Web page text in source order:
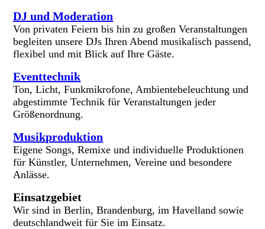
DJ und Moderation
Von privaten Feiern bis hin zu großen Veranstaltungen
begleiten unsere DJs Ihren Abend musikalisch passend,
flexibel und mit Blick auf Ihre Gäste.
Eventtechnik
Ton, Licht, Funkmikrofone, Ambientebeleuchtung und
abgestimmte Technik für Veranstaltungen jeder
Größenordnung.
Musikproduktion
Eigene Songs, Remixe und individuelle Produktionen
für Künstler, Unternehmen, Vereine und besondere
Anlässe.
Einsatzgebiet
Wir sind in Berlin, Brandenburg, im Havelland sowie
deutschlandweit für Sie im Einsatz.